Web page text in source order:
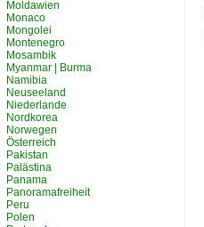
Moldawien
Monaco
Mongolei
Montenegro
Mosambik
Myanmar | Burma
Namibia
Neuseeland
Niederlande
Nordkorea
Norwegen
Österreich
Pakistan
Palästina
Panama
Panoramafreiheit
Peru
Polen